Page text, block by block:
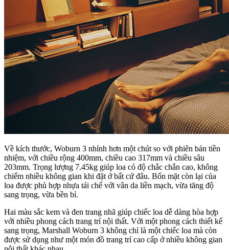
Về kích thước, Woburn 3 nhỉnh hơn một chút so với phiên bản tiền
nhiệm, với chiều rộng 400mm, chiều cao 317mm và chiều sâu
203mm. Trọng lượng 7.45kg giúp loa có độ chắc chắn cao, không
chiếm nhiều không gian khi đặt ở bất cứ đâu. Bốn mặt còn lại của
loa được phủ hợp nhựa tái chế với vân da liền mạch, vừa tăng độ
sang trọng, vừa bền bỉ.
Hai màu sắc kem và đen trang nhã giúp chiếc loa dễ dàng hòa hợp
với nhiều phong cách trang trí nội thất. Với một phong cách thiết kế
sang trọng, Marshall Woburn 3 không chỉ là một chiếc loa mà còn
được sử dụng như một món đồ trang trí cao cấp ở nhiều không gian